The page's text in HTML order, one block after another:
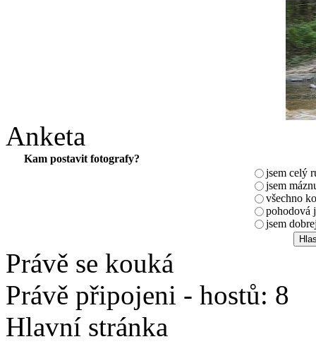
Anketa
Kam postavit fotografy?
jsem celý
jsem
všechno
pohodová
jsem
Právě se kouká
Právě připojeni - hostů: 8
Hlavní stránka